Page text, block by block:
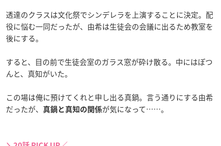
透達のクラスは文化祭でシンデレラを上演することに決定。配
役に悩む一同だったが、由希は生徒会の会議に出るため教室を
後にする。
すると、目の前で生徒会室のガラス窓が砕け散る。中にはぽつ
んと、真知がいた。
この場は俺に預けてくれと申し出る真鍋。言う通りにする由希
だったが、
真鍋と真知の関係が気になって……。